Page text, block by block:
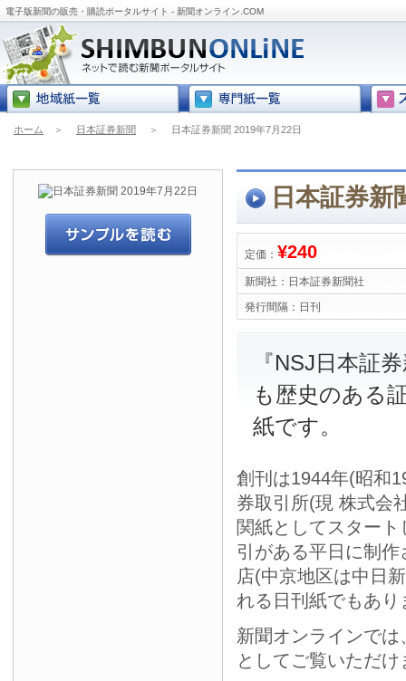
電子版新聞の販売・購読ポータルサイト - 新聞オンライン.COM
ホーム ＞ 日本証券新聞 ＞ 日本証券新聞 2019年7月22日
日本証券新
定価： ¥240
新聞社： 日本証券新聞社
発行間隔： 日刊
『NSJ日本証
も歴史のある
紙です。
創刊は1944年(昭和
券取引所(現 株式会
関紙としてスター
引がある平日に制
店(中京地区は中日
れる日刊紙でもあり
新聞オンラインで
としてご覧いただけ